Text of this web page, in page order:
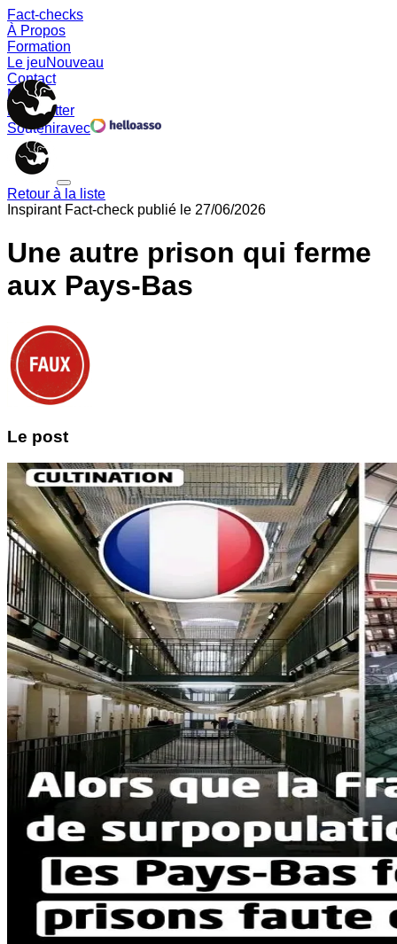
Fact-checks
À Propos
Formation
Le jeuNouveau
Contact
Memes
Newsletter
Souteniravec
Retour à la liste
InspirantFact-check publié le 27/06/2026
Une autre prison qui ferme
aux Pays-Bas
Le post